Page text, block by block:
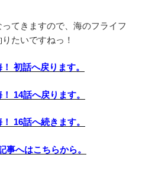
てきますので、海のフライフ
たいですねっ！
初話へ戻ります。
14話へ戻ります。
16話へ続きます。
事へはこちらから。